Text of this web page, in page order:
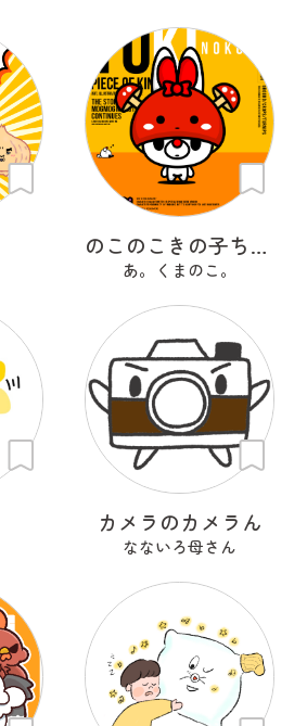
のこのこきの子ちゃん
あ。くまのこ。
カメラのカメラん
なないろ母さん